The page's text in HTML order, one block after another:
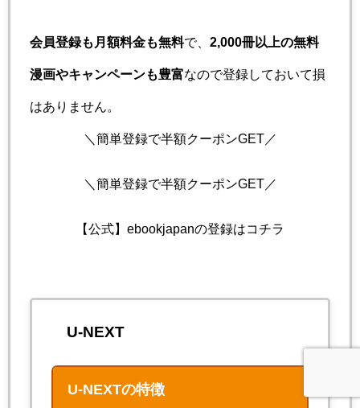
会員登録も月額料金も無料で、 2,000冊以上の無料
漫画やキャンペーンも豊富なので登録しておいて損
はありません。
＼簡単登録で半額クーポンGET／
＼簡単登録で半額クーポンGET／
【公式】ebookjapanの登録はコチラ
U-NEXT
U-NEXTの特徴